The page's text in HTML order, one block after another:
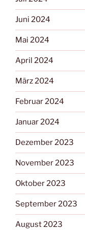
Juni 2024
Mai 2024
April 2024
März 2024
Februar 2024
Januar 2024
Dezember 2023
November 2023
Oktober 2023
September 2023
August 2023